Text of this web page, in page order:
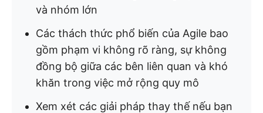
và nhóm lớn
Các thách thức phổ biến của Agile bao
gồm phạm vi không rõ ràng, sự không
đồng bộ giữa các bên liên quan và khó
khăn trong việc mở rộng quy mô
Xem xét các giải pháp thay thế nếu bạn